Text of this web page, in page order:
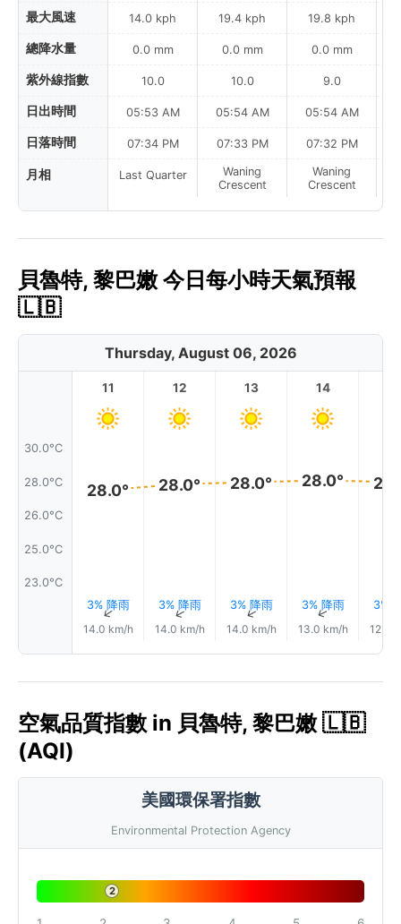
最大風速
總降水量
紫外線指數
日出時間
日落時間
月相
14.0 kph
0.0 mm
10.0
05:53 AM
07:34 PM
Last Quarter
19.4 kph
0.0 mm
10.0
05:54 AM
07:33 PM
Waning
Crescent
19.8 kph
0.0 mm
9.0
05:54 AM
07:32 PM
Waning
Crescent
貝魯特, 黎巴嫩 今日每小時天氣預報
🇱🇧
Thursday, August 06, 2026
30.0°C
28.0°C
26.0°C
25.0°C
23.0°C
11
28.0°
3% 降雨
↑
14.0 km/h
12
28.0°
3% 降雨
↑
14.0 km/h
13
28.0°
3% 降雨
↑
14.0 km/h
14
28.0°
3% 降雨
↑
13.0 km/h
3%
12.0
空氣品質指數 in 貝魯特, 黎巴嫩 🇱🇧
(AQI)
美國環保署指數
Environmental Protection Agency
2